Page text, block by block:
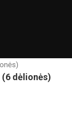
dėlionės)